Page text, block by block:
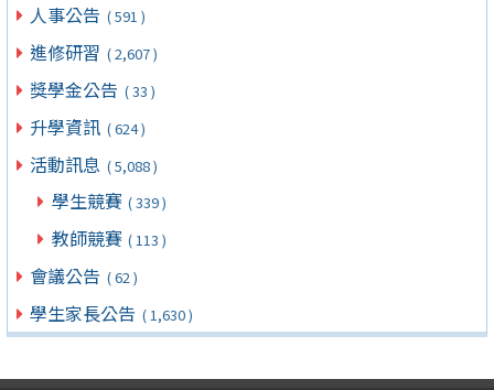
人事公告 ( 591 )
進修研習 ( 2,607 )
獎學金公告 ( 33 )
升學資訊 ( 624 )
活動訊息 ( 5,088 )
學生競賽 ( 339 )
教師競賽 ( 113 )
會議公告 ( 62 )
學生家長公告 ( 1,630 )